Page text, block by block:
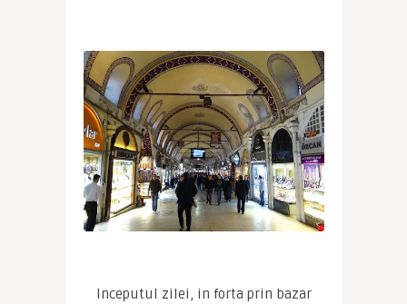
Inceputul zilei, in forta prin bazar